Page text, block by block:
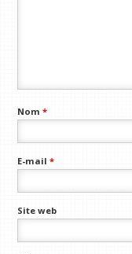
Nom*
E-mail*
Site web